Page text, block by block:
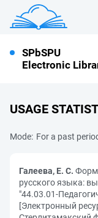
SPbSPU
Electronic
USAGE
Mode: For a past
Галеева, Е. С.
русского языка:
"44.03.01-
[Электронный